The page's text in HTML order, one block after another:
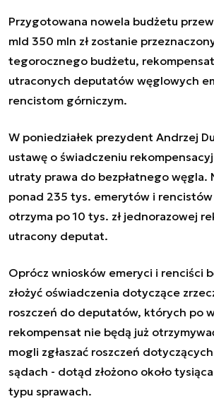
Przygotowana nowela budżetu
mld 350 mln zł zostanie
tegorocznego budżetu, rekompensat
utraconych deputatów węglowych
rencistom górniczym.
W poniedziałek prezydent Andrzej
ustawę o świadczeniu
utraty prawa do bezpłatnego węgla.
ponad 235 tys. emerytów i
otrzyma po 10 tys. zł jednorazowej
utracony deputat.
Oprócz wniosków emeryci i renciści
złożyć oświadczenia dotyczące
roszczeń do deputatów, których po
rekompensat nie będą już
mogli zgłaszać roszczeń
sądach - dotąd złożono około
typu sprawach.